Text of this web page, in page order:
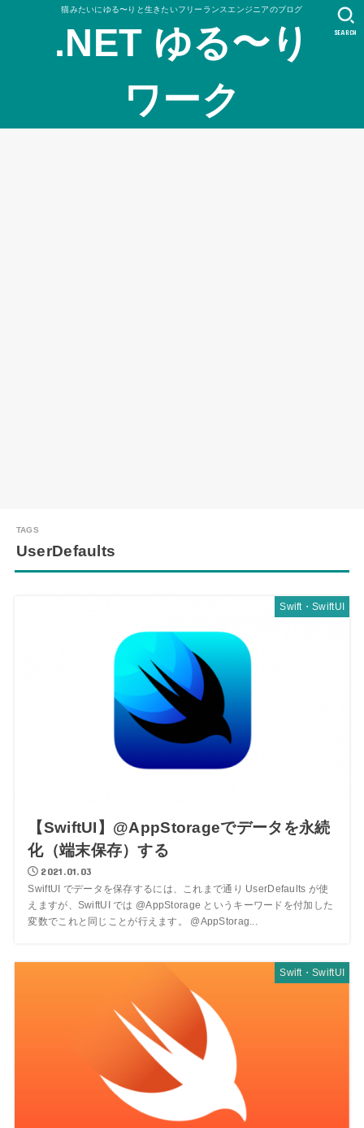
猫みたいにゆる〜りと生きたいフリーランスエンジニアのブログ
.NET ゆる〜り
ワーク
SEARCH
UserDefaults
Swift・SwiftUI
【SwiftUI】@AppStorageでデータを永続
化（端末保存）する
2021.01.03
SwiftUI でデータを保存するには、これまで通り UserDefaults が使
えますが、SwiftUI では @AppStorage というキーワードを付加した
変数でこれと同じことが行えます。 @AppStorag...
Swift・SwiftUI